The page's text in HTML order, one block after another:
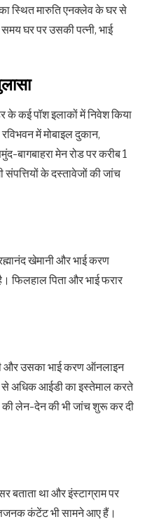
स्थित मारुति एनक्लेव के घर से
घर पर उसकी पत्नी, भाई
के कई पॉश इलाकों में निवेश किया
में मोबाइल दुकान,
बागबाहरा मेन रोड पर करीब 1
के दस्तावेजों की जांच
खेमानी और भाई करण
फिलहाल पिता और भाई फरार
और उसका भाई करण ऑनलाइन
अधिक आईडी का इस्तेमाल करते
की लेन-देन की भी जांच शुरू कर दी
बताता था और इंस्टाग्राम पर
कंटेंट भी सामने आए हैं।